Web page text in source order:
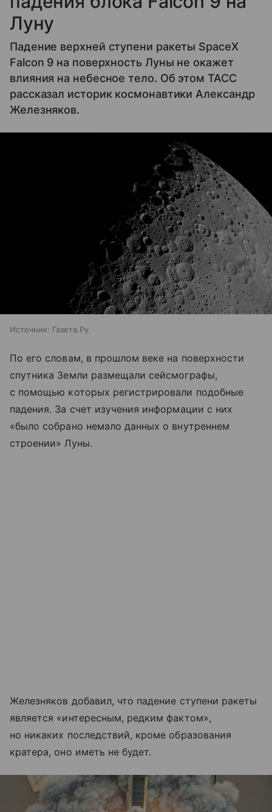
Луну
Падение верхней ступени ракеты SpaceX
Falcon 9 на поверхность Луны не окажет
влияния на небесное тело. Об этом ТАСС
рассказал историк космонавтики Александр
Железняков.
Источник: Газета.Ру
По его словам, в прошлом веке на поверхности
спутника Земли размещали сейсмографы,
с помощью которых регистрировали подобные
падения. За счет изучения информации с них
«было собрано немало данных о внутреннем
строении» Луны.
Железняков добавил, что падение ступени ракеты
является «интересным, редким фактом»,
но никаких последствий, кроме образования
кратера, оно иметь не будет.